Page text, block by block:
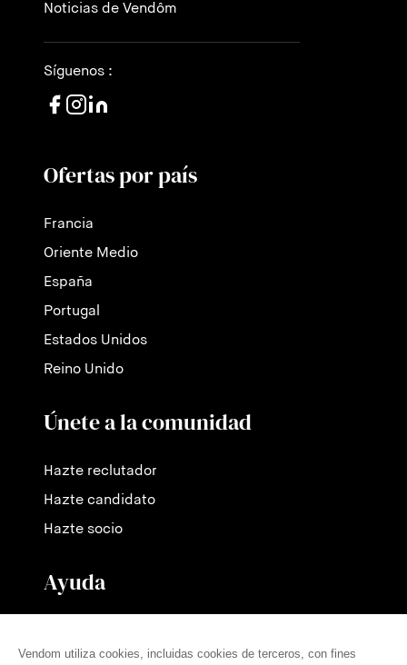
Noticias de Vendôm
Síguenos :
Ofertas por país
Francia
Oriente Medio
España
Portugal
Estados Unidos
Reino Unido
Únete a la comunidad
Hazte reclutador
Hazte candidato
Hazte socio
Ayuda
Nuestras tarifas